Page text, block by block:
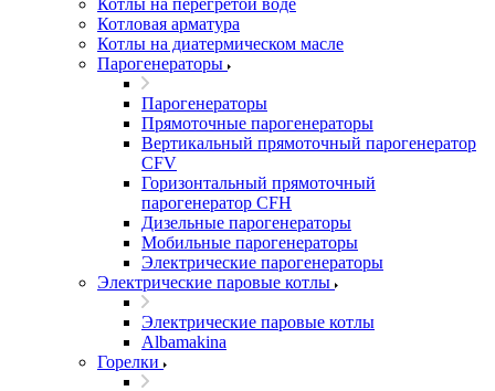
Котлы на перегретой воде
Котловая арматура
Котлы на диатермическом масле
Парогенераторы
Парогенераторы
Прямоточные парогенераторы
Вертикальный прямоточный парогенератор
CFV
Горизонтальный прямоточный
парогенератор CFH
Дизельные парогенераторы
Мобильные парогенераторы
Электрические парогенераторы
Электрические паровые котлы
Электрические паровые котлы
Albamakina
Горелки